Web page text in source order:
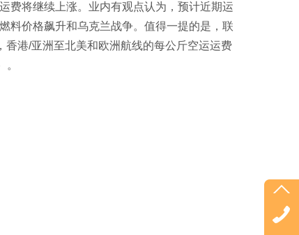
费将继续上涨。业内有观点认为，预计近期运
料价格飙升和乌克兰战争。值得一提的是，联
港/亚洲至北美和欧洲航线的每公斤空运运费